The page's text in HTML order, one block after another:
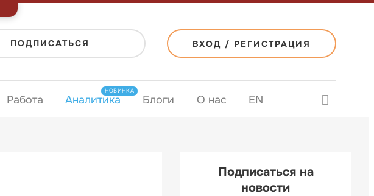
ПОДПИСАТЬСЯ ВХОД / РЕГИСТРАЦИЯ
Работа Аналитика
НОВИНКА
Блоги О нас EN
Подписаться на
новости